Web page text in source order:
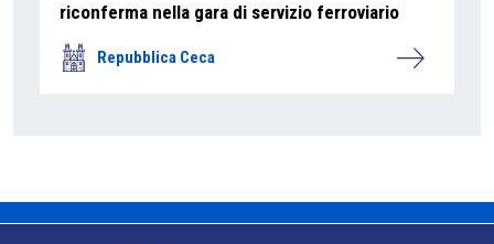
riconferma nella gara di servizio ferroviario
Repubblica Ceca